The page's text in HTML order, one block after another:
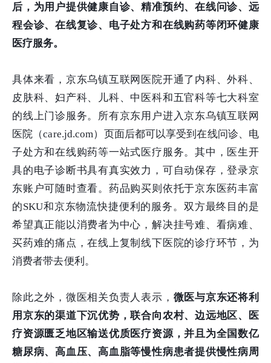
后，为用户提供健康自诊、精准预约、在线问诊、远
程会诊、在线复诊、电子处方和在线购药等闭环健康
医疗服务。
具体来看，京东乌镇互联网医院开通了内科、外科、
皮肤科、妇产科、儿科、中医科和五官科等七大科室
的线上门诊服务。所有京东用户进入京东乌镇互联网
医院（care.jd.com）页面后都可以享受到在线问诊、电
子处方和在线购药等一站式医疗服务。其中，医生开
具的电子诊断书具有真实效力，可自动保存，登录京
东账户可随时查看。药品购买则依托于京东医药丰富
的SKU和京东物流快捷便利的服务。双方最终目的是
希望真正能以消费者为中心，解决挂号难、看病难、
买药难的痛点，在线上复制线下医院的诊疗环节，为
消费者带去便利。
除此之外，微医相关负责人表示， 微医与京东还将利
用京东的渠道下沉优势，联合向农村、边远地区、医
疗资源匮乏地区输送优质医疗资源，并且为全国数亿
糖尿病、高血压、高血脂等慢性病患者提供慢性病周